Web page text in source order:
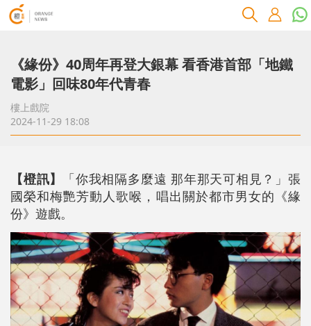
《緣份》40周年再登大銀幕 看香港首部「地鐵
電影」回味80年代青春
樓上戲院
2024-11-29 18:08
【橙訊】
「你我相隔多麼遠 那年那天可相見？」張
國榮和梅艷芳動人歌喉，唱出關於都市男女的《緣
份》遊戲。